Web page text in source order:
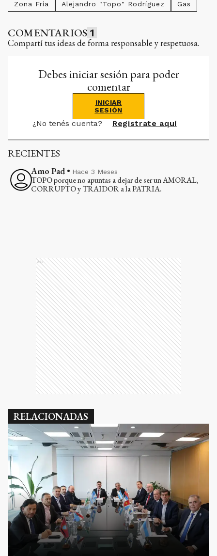
Zona Fría Alejandro "Topo" Rodríguez Gas
COMENTARIOS 1
Compartí tus ideas de forma responsable y respetuosa.
Debes iniciar sesión para poder
comentar
INICIAR
SESIÓN
¿No tenés cuenta? Registrate aquí
RECIENTES
Amo Pad• Hace 3 Meses
TOPO porque no apuntas a dejar de ser un AMORAL,
CORRUPTO y TRAIDOR a la PATRIA.
Ads
RELACIONADAS